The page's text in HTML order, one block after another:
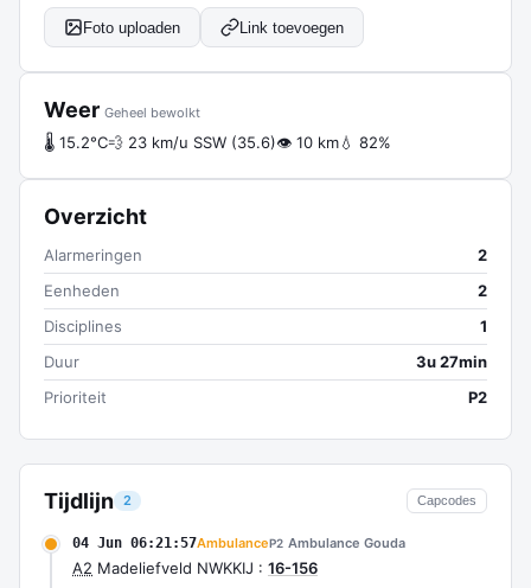
Tijdlijn 2 Capcodes
04 Jun 06:21:57AmbulanceP2 Ambulance Gouda
A2 Madeliefveld NWKKIJ : 16-156
Foto uploaden Link toevoegen
Weer Geheel bewolkt
🌡 15.2°C💨 23 km/u SSW (35.6)👁 10 km💧 82%
Overzicht
Alarmeringen
2
Eenheden
2
Disciplines
1
Duur
3u 27min
Prioriteit
P2